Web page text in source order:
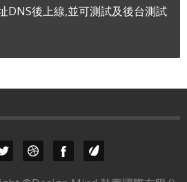
DNS後上線,並可測試及後台測試